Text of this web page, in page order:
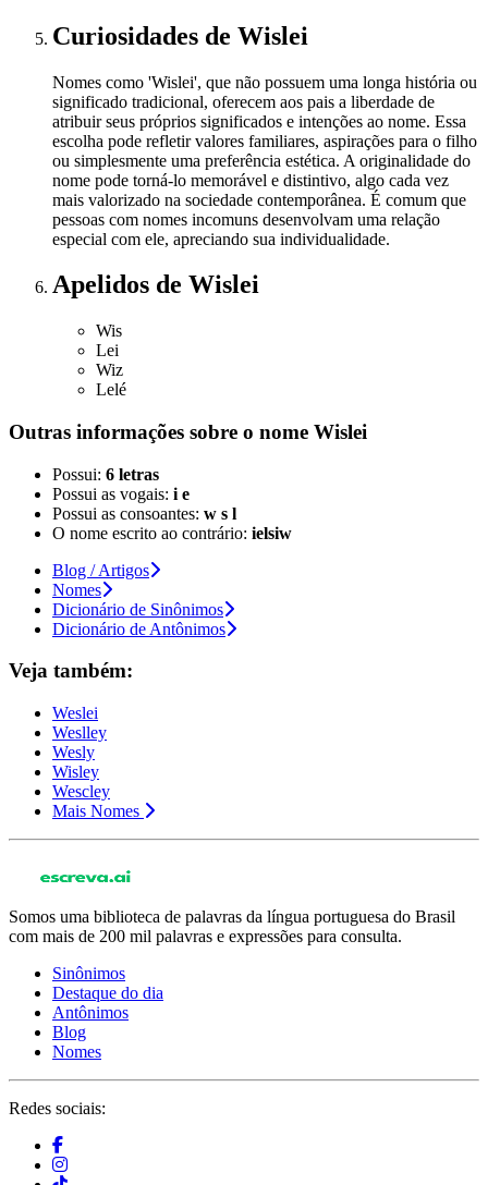
Curiosidades de Wislei
Nomes como 'Wislei', que não possuem uma longa história ou
significado tradicional, oferecem aos pais a liberdade de
atribuir seus próprios significados e intenções ao nome. Essa
escolha pode refletir valores familiares, aspirações para o filho
ou simplesmente uma preferência estética. A originalidade do
nome pode torná-lo memorável e distintivo, algo cada vez
mais valorizado na sociedade contemporânea. É comum que
pessoas com nomes incomuns desenvolvam uma relação
especial com ele, apreciando sua individualidade.
Apelidos de Wislei
Wis
Lei
Wiz
Lelé
Outras informações sobre o nome Wislei
Possui: 6 letras
Possui as vogais: i e
Possui as consoantes: w s l
O nome escrito ao contrário: ielsiw
Blog / Artigos
Nomes
Dicionário de Sinônimos
Dicionário de Antônimos
Veja também:
Weslei
Weslley
Wesly
Wisley
Wescley
Mais Nomes
Somos uma biblioteca de palavras da língua portuguesa do Brasil
com mais de 200 mil palavras e expressões para consulta.
Sinônimos
Destaque do dia
Antônimos
Blog
Nomes
Redes sociais: